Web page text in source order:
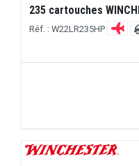
235 cartouches
Réf. : W22LR235HP